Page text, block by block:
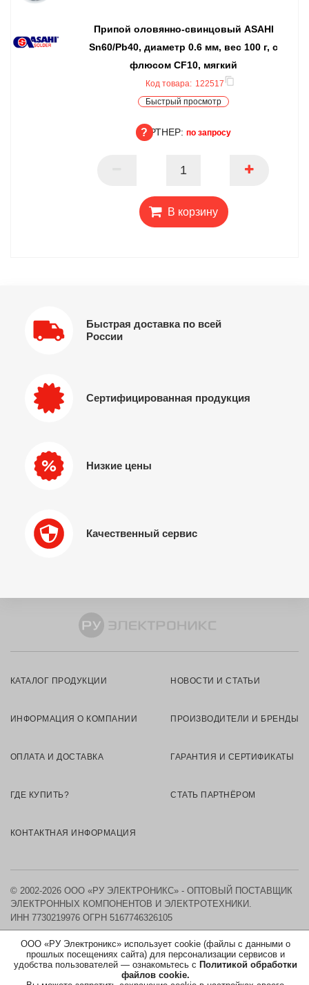
Припой оловянно-свинцовый ASAHI
Sn60/Pb40, диаметр 0.6 мм, вес 100 г, с
флюсом CF10, мягкий
Код товара: 122517
Быстрый просмотр
ПАРТНЕР: по запросу
В корзину
Быстрая доставка по всей
России
Сертифицированная продукция
Низкие цены
Качественный сервис
ООО «РУ Электроникс» использует cookie (файлы с данными о
прошлых посещениях сайта) для персонализации сервисов и
удобства пользователей — ознакомьтесь с Политикой обработки
файлов cookie.
КАТАЛОГ ПРОДУКЦИИ НОВОСТИ И СТАТЬИ
ИНФОРМАЦИЯ О КОМПАНИИ ПРОИЗВОДИТЕЛИ И БРЕНДЫ
ОПЛАТА И ДОСТАВКА ГАРАНТИЯ И СЕРТИФИКАТЫ
ГДЕ КУПИТЬ? СТАТЬ ПАРТНЁРОМ
КОНТАКТНАЯ ИНФОРМАЦИЯ
© 2002-2026 ООО «РУ ЭЛЕКТРОНИКС» - ОПТОВЫЙ ПОСТАВЩИК
ЭЛЕКТРОННЫХ КОМПОНЕНТОВ И ЭЛЕКТРОТЕХНИКИ.
ИНН 7730219976 ОГРН 5167746326105
КАРТА САЙТА
ПОЛИТИКА ОБРАБОТКИ ПЕРСОНАЛЬНЫХ ДАННЫХ